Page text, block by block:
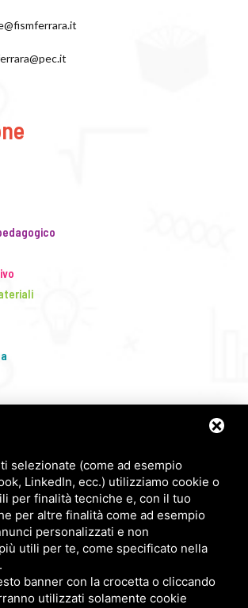
e resta aggiornato!
selezionate (come ad esempio
LinkedIn, ecc.) utilizziamo cookie o
per finalità tecniche e, con il tuo
per altre finalità come ad esempio
personalizzati e non
utili per te, come specificato nella
.
banner con la crocetta o cliccando
utilizzati solamente cookie